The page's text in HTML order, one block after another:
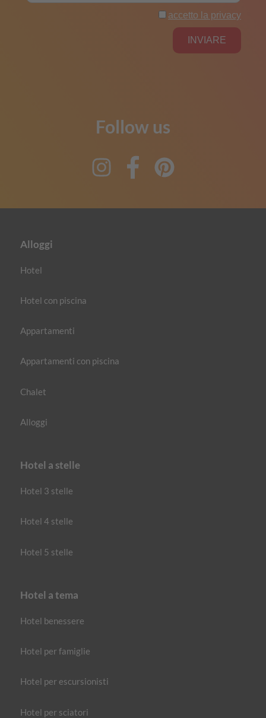
Follow us
InstagramFacebook
Alloggi
Hotel
Hotel con piscina
Appartamenti
Appartamenti con piscina
Chalet
Alloggi
Hotel a stelle
Hotel 3 stelle
Hotel 4 stelle
Hotel 5 stelle
Hotel a tema
Hotel benessere
Hotel per famiglie
Hotel per escursionisti
Hotel per sciatori